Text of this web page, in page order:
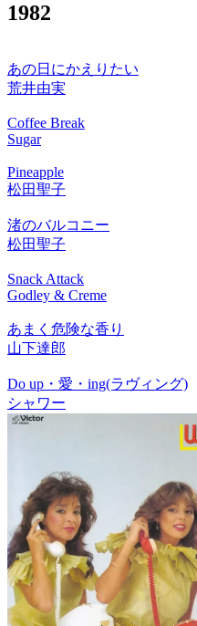
1982
あの日にかえりたい
荒井由実
Coffee Break
Sugar
Pineapple
松田聖子
渚のバルコニー
松田聖子
Snack Attack
Godley & Creme
あまく危険な香り
山下達郎
Do up・愛・ing(ラヴィング)
シャワー